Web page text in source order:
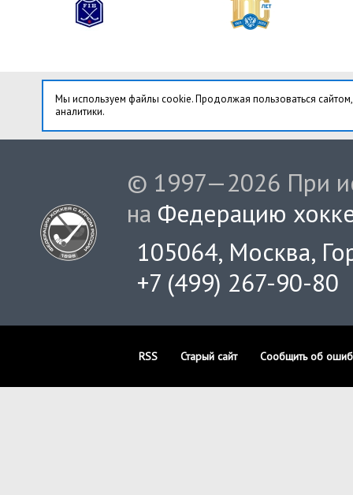
Мы используем файлы cookie. Продолжая пользоваться
аналитики.
© 1997—2026 При
на Федерацию
105064, Москва,
+7 (499) 267-90-80
RSS Старый сайт Сообщить об